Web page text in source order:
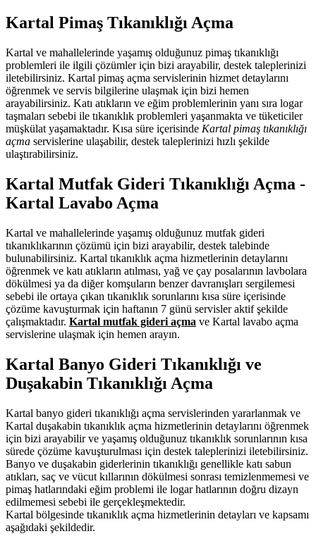
Kartal Pimaş Tıkanıklığı Açma
Kartal ve mahallelerinde yaşamış olduğunuz pimaş tıkanıklığı
problemleri ile ilgili çözümler için bizi arayabilir, destek taleplerinizi
iletebilirsiniz. Kartal pimaş açma servislerinin hizmet detaylarını
öğrenmek ve servis bilgilerine ulaşmak için bizi hemen
arayabilirsiniz. Katı atıkların ve eğim problemlerinin yanı sıra logar
taşmaları sebebi ile tıkanıklık problemleri yaşanmakta ve tüketiciler
müşkülat yaşamaktadır. Kısa süre içerisinde Kartal pimaş tıkanıklığı
açma servislerine ulaşabilir, destek taleplerinizi hızlı şekilde
ulaştırabilirsiniz.
Kartal Mutfak Gideri Tıkanıklığı Açma -
Kartal Lavabo Açma
Kartal ve mahallelerinde yaşamış olduğunuz mutfak gideri
tıkanıklıkarının çözümü için bizi arayabilir, destek talebinde
bulunabilirsiniz. Kartal tıkanıklık açma hizmetlerinin detaylarını
öğrenmek ve katı atıkların atılması, yağ ve çay posalarının lavbolara
dökülmesi ya da diğer komşuların benzer davranışları sergilemesi
sebebi ile ortaya çıkan tıkanıklık sorunlarını kısa süre içerisinde
çözüme kavuşturmak için haftanın 7 günü servisler aktif şekilde
çalışmaktadır. Kartal mutfak gideri açma ve Kartal lavabo açma
servislerine ulaşmak için hemen arayın.
Kartal Banyo Gideri Tıkanıklığı ve
Duşakabin Tıkanıklığı Açma
Kartal banyo gideri tıkanıklığı açma servislerinden yararlanmak ve
Kartal duşakabin tıkanıklık açma hizmetlerinin detaylarını öğrenmek
için bizi arayabilir ve yaşamış olduğunuz tıkanıklık sorunlarının kısa
sürede çözüme kavuşturulması için destek taleplerinizi iletebilirsiniz.
Banyo ve duşakabin giderlerinin tıkanıklığı genellikle katı sabun
atıkları, saç ve vücut kıllarının dökülmesi sonrası temizlenmemesi ve
pimaş hatlarındaki eğim problemi ile logar hatlarının doğru dizayn
edilmemesi sebebi ile gerçekleşmektedir.
Kartal bölgesinde tıkanıklık açma hizmetlerinin detayları ve kapsamı
aşağıdaki şekildedir.